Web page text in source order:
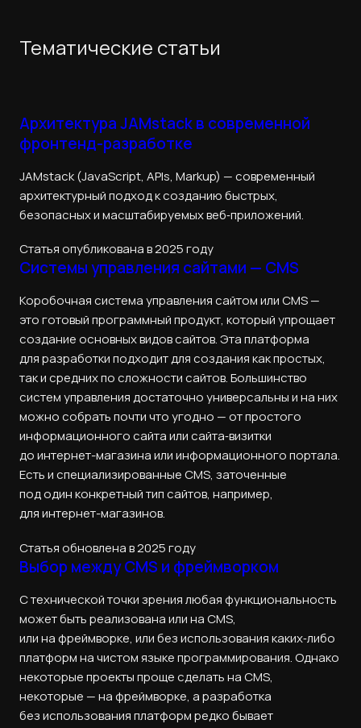
Тематические статьи
Архитектура JAMstack в современной
фронтенд-разработке
JAMstack (JavaScript, APIs, Markup) — современный
архитектурный подход к созданию быстрых,
безопасных и масштабируемых веб‑приложений.
Статья опубликована в 2025 году
Системы управления сайтами — CMS
Коробочная система управления сайтом или CMS —
это готовый программный продукт, который упрощает
создание основных видов сайтов. Эта платформа
для разработки подходит для создания как простых,
так и средних по сложности сайтов. Большинство
систем управления достаточно универсальны и на них
можно собрать почти что угодно — от простого
информационного сайта или сайта‑визитки
до интернет-магазина или информационного портала.
Есть и специализированные CMS, заточенные
под один конкретный тип сайтов, например,
для интернет-магазинов.
Статья обновлена в 2025 году
Выбор между CMS и фреймворком
С технической точки зрения любая функциональность
может быть реализована или на CMS,
или на фреймворке, или без использования каких‑либо
платформ на чистом языке программирования. Однако
некоторые проекты проще сделать на CMS,
некоторые — на фреймворке, а разработка
без использования платформ редко бывает